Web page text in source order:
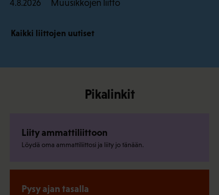
4.8.2026 Muusikkojen liitto
Kaikki liittojen uutiset
Pikalinkit
Liity ammattiliittoon
Löydä oma ammattiliittosi ja liity jo tänään.
Pysy ajan tasalla